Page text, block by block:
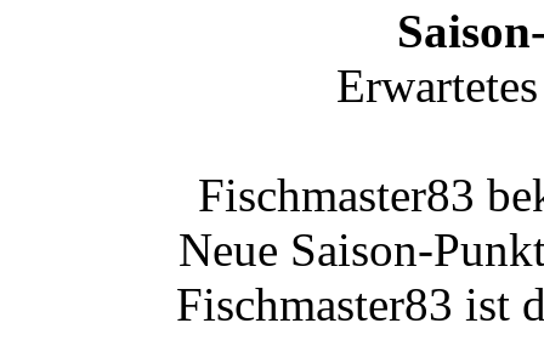
Fischmaster83
Neue Saison-
Fischmaster83 ist